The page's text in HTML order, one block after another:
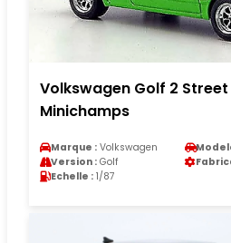
Volkswagen Golf 2
Minichamps
Marque : Volkswagen
Version : Golf
Echelle : 1/87